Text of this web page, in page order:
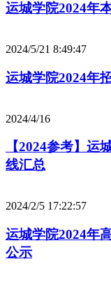
运城学院2024年
2024/5/21 8:49:47
运城学院2024年
2024/4/16
【2024参考】运
线汇总
2024/2/5 17:22:57
运城学院2024年
公示